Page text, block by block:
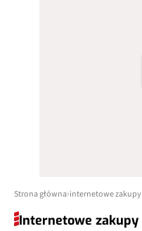
Strona główna internetowe zakupy
Internetowe zakupy